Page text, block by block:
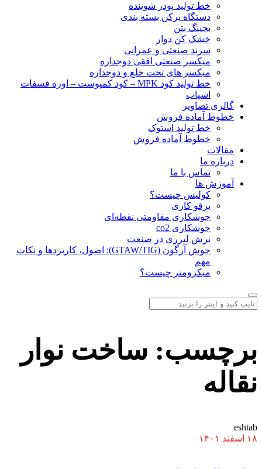
خط تولید پودر شوينده
دستگاه پرکن بسته بندی
بچينگ بتن
خشک کن دوار
سرند صنعتی و عمرانی
میکسر صنعتی افقی دوجداره
میکسر های تحت خلع و دوجداره
خط تولید کود MPK – کود کمپوست – اوره فسفات
اسیاب
گالری تصاویر
خطوط آماده فروش
خط تولید استوک
خطوط آماده فروش
مقالات
درباره ما
تماس با ما
آموزش ها
کولیس چیست؟
برقو کاری
جوشکاری مقاومتی نقطه‌ای
جوشکاری co2
برش لیزری در صنعت
جوش آرگون (GTAW/TIG): اصول، کاربردها و نکات
مهم
میکرومتر چیست؟
برچسب: ساخت نوار
نقاله
eshtab
۱۸ اسفند ۱۴۰۱